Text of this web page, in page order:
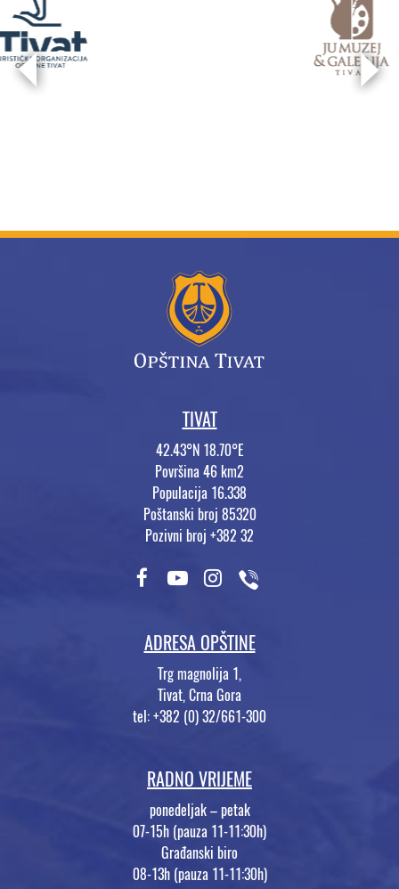
TIVAT
42.43°N 18.70°E
Površina 46 km2
Populacija 16.338
Poštanski broj 85320
Pozivni broj +382 32
ADRESA OPŠTINE
Trg magnolija 1,
Tivat, Crna Gora
tel: +382 (0) 32/661-300
RADNO VRIJEME
ponedeljak – petak
07-15h (pauza 11-11:30h)
Građanski biro
08-13h (pauza 11-11:30h)